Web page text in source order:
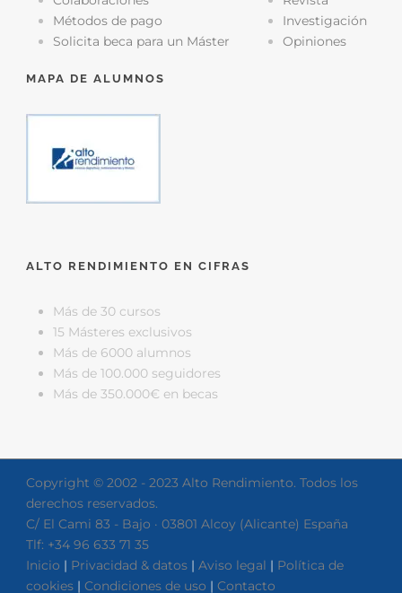
Métodos de pago
Solicita beca para un Máster
Investigación
Opiniones
MAPA DE ALUMNOS
ALTO RENDIMIENTO EN CIFRAS
Más de 30 cursos
15 Másteres exclusivos
Más de 6000 alumnos
Más de 100.000 seguidores
Más de 350.000€ en becas
Copyright © 2002 - 2023 Alto Rendimiento. Todos los
derechos reservados.
C/ El Cami 83 - Bajo · 03801 Alcoy (Alicante) España
Tlf: +34 96 633 71 35
Inicio | Privacidad & datos | Aviso legal | Política de
cookies | Condiciones de uso | Contacto